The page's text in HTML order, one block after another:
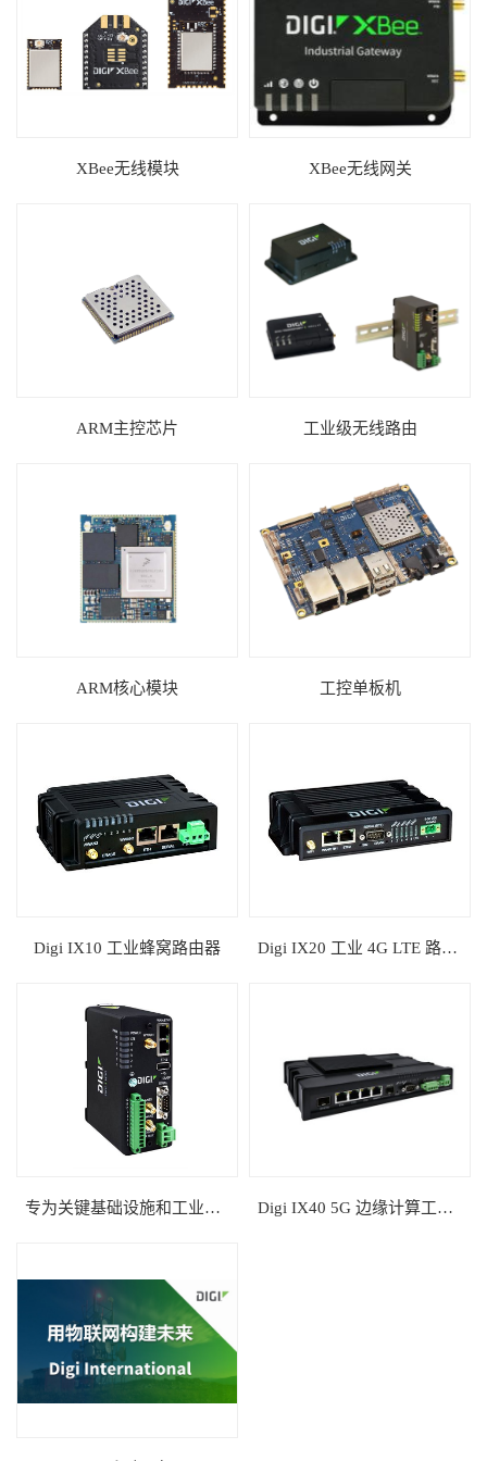
XBee无线模块 XBee无线网关
ARM主控芯片 工业级无线路由
ARM核心模块 工控单板机
Digi IX10 工业蜂窝路由器 Digi IX20 工业 4G LTE 路由器
专为关键基础设施和工业应用设计的智能 4G LTE 路由器 Digi IX40 5G 边缘计算工业IoT 解决方案